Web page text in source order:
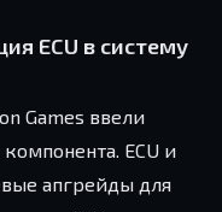
ECU в систему
Games ввели
ECU и
апгрейды для